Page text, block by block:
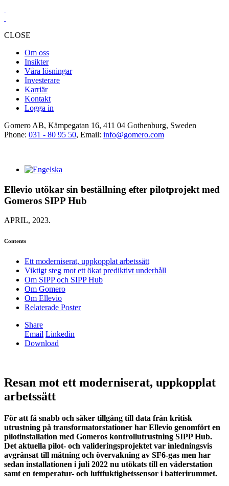
CLOSE
Om oss
Insikter
Våra lösningar
Investerare
Karriär
Kontakt
Logga in
Gomero AB, Kämpegatan 16, 411 04 Gothenburg, Sweden
Phone: 031 - 80 95 50, Email: info@gomero.com
Ellevio utökar sin beställning efter pilotprojekt med
Gomeros SIPP Hub
APRIL, 2023.
Contents
Ett moderniserat, uppkopplat arbetssätt
Viktigt steg mot ett ökat prediktivt underhåll
Om SIPP och SIPP Hub
Om Gomero
Om Ellevio
Relaterade Poster
Share
Email Linkedin
Download
Resan mot ett moderniserat, uppkopplat
arbetssätt
För att få snabb och säker tillgång till data från kritisk
utrustning på transformatorstationer har Ellevio genomfört en
pilotinstallation med Gomeros kontrollutrustning SIPP Hub.
Det aktuella pilot- och valideringsprojektet var inledningsvis
avgränsat till mätning och övervakning av SF6-gas men har
sedan installationen i juli 2022 nu utökats till en väderstation
samt en temperatur- och luftfuktighetssensor i batterirummet.